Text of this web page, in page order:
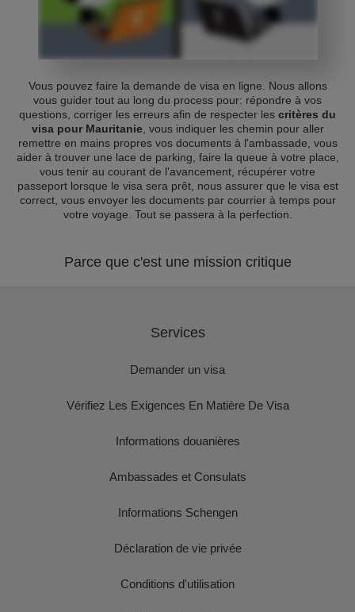
Vous pouvez faire la demande de visa en ligne. Nous allons
vous guider tout au long du process pour: répondre à vos
questions, corriger les erreurs afin de respecter les critères du
visa pour Mauritanie, vous indiquer les chemin pour aller
remettre en mains propres vos documents à l'ambassade, vous
aider à trouver une lace de parking, faire la queue à votre place,
vous tenir au courant de l'avancement, récupérer votre
passeport lorsque le visa sera prêt, nous assurer que le visa est
correct, vous envoyer les documents par courrier à temps pour
votre voyage. Tout se passera à la perfection.
Parce que c'est une mission critique
Services
Demander un visa
Vérifiez Les Exigences En Matière De Visa
Informations douanières
Ambassades et Consulats
Informations Schengen
Déclaration de vie privée
Conditions d'utilisation